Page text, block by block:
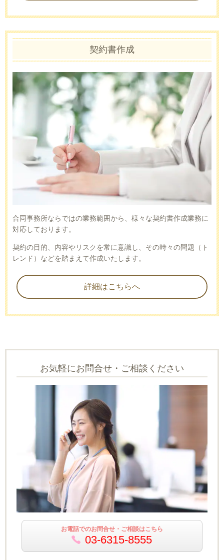
契約書作成
合同事務所ならではの業務範囲から、様々な契約書作成業務に
対応しております。
契約の目的、内容やリスクを常に意識し、その時々の問題（ト
レンド）などを踏まえて作成いたします。
詳細はこちらへ
お気軽にお問合せ・ご相談ください
お電話でのお問合せ・ご相談はこちら
03-6315-8555